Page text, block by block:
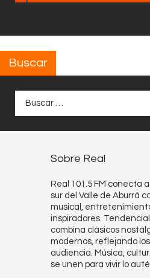
Buscar
Sobre Real
Real 101.5 FM conecta
sur del Valle de Aburrá
musical,
inspiradores.
combina clásicos
modernos, reflejando
audiencia. Música,
se unen para vivir lo